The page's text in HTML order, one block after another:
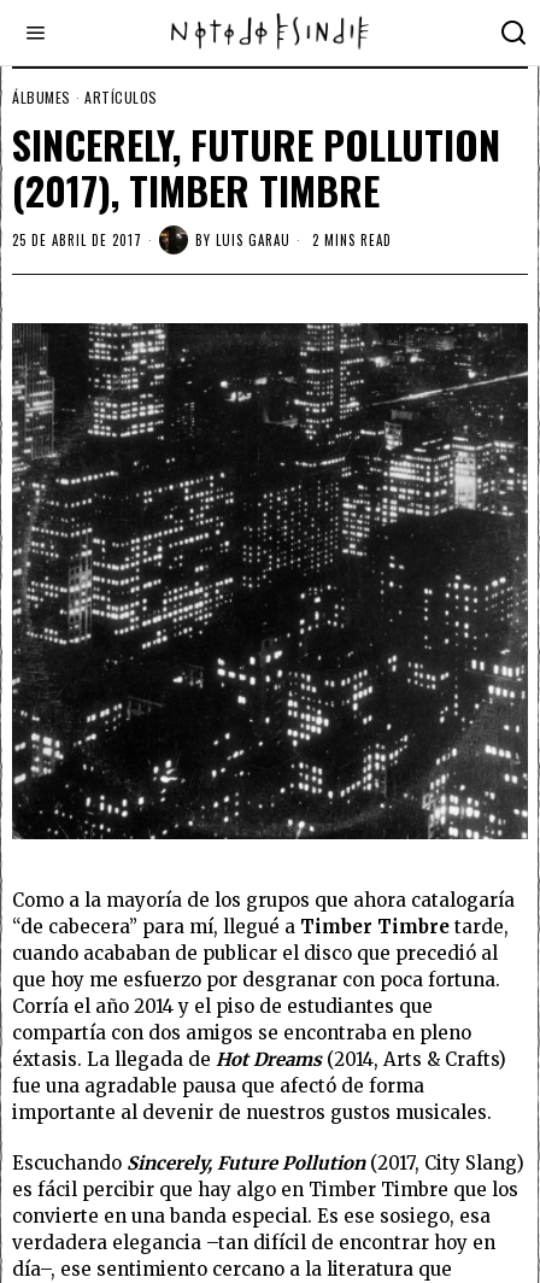
ÁLBUMES · ARTÍCULOS
SINCERELY, FUTURE POLLUTION
(2017), TIMBER TIMBRE
25 DE ABRIL DE 2017 BY LUIS GARAU 2 MINS READ
Como a la mayoría de los grupos que ahora catalogaría
“de cabecera” para mí, llegué a Timber Timbre tarde,
cuando acababan de publicar el disco que precedió al
que hoy me esfuerzo por desgranar con poca fortuna.
Corría el año 2014 y el piso de estudiantes que
compartía con dos amigos se encontraba en pleno
éxtasis. La llegada de Hot Dreams (2014, Arts & Crafts)
fue una agradable pausa que afectó de forma
importante al devenir de nuestros gustos musicales.
Escuchando Sincerely, Future Pollution (2017, City Slang)
es fácil percibir que hay algo en Timber Timbre que los
convierte en una banda especial. Es ese sosiego, esa
verdadera elegancia –tan difícil de encontrar hoy en
día–, ese sentimiento cercano a la literatura que